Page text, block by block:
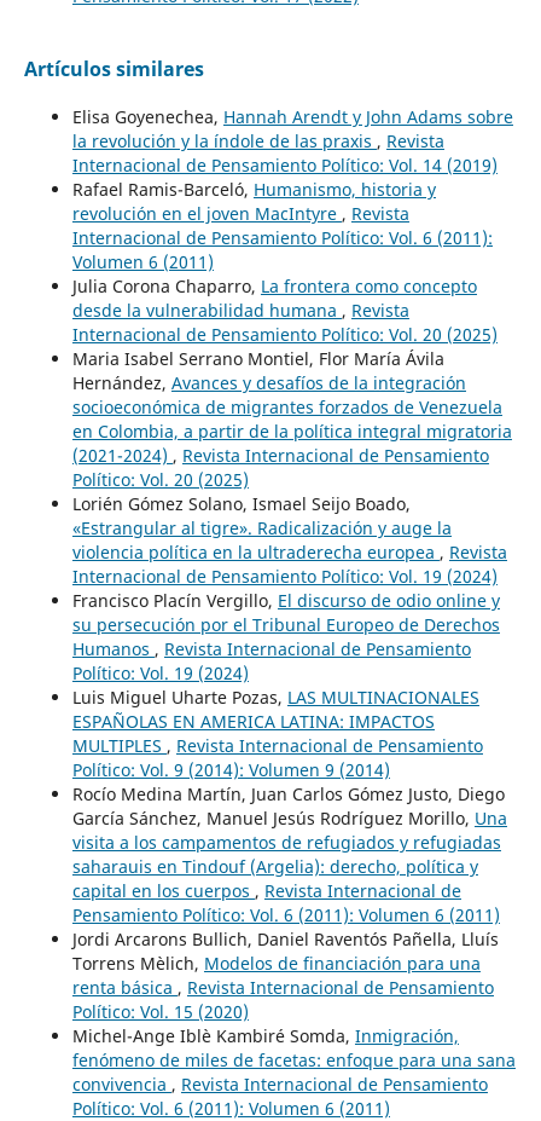
Artículos similares
Elisa Goyenechea, Hannah Arendt y John Adams sobre
la revolución y la índole de las praxis , Revista
Internacional de Pensamiento Político: Vol. 14 (2019)
Rafael Ramis-Barceló, Humanismo, historia y
revolución en el joven MacIntyre , Revista
Internacional de Pensamiento Político: Vol. 6 (2011):
Volumen 6 (2011)
Julia Corona Chaparro, La frontera como concepto
desde la vulnerabilidad humana , Revista
Internacional de Pensamiento Político: Vol. 20 (2025)
Maria Isabel Serrano Montiel, Flor María Ávila
Hernández, Avances y desafíos de la integración
socioeconómica de migrantes forzados de Venezuela
en Colombia, a partir de la política integral migratoria
(2021-2024) , Revista Internacional de Pensamiento
Político: Vol. 20 (2025)
Lorién Gómez Solano, Ismael Seijo Boado,
«Estrangular al tigre». Radicalización y auge la
violencia política en la ultraderecha europea , Revista
Internacional de Pensamiento Político: Vol. 19 (2024)
Francisco Placín Vergillo, El discurso de odio online y
su persecución por el Tribunal Europeo de Derechos
Humanos , Revista Internacional de Pensamiento
Político: Vol. 19 (2024)
Luis Miguel Uharte Pozas, LAS MULTINACIONALES
ESPAÑOLAS EN AMERICA LATINA: IMPACTOS
MULTIPLES , Revista Internacional de Pensamiento
Político: Vol. 9 (2014): Volumen 9 (2014)
Rocío Medina Martín, Juan Carlos Gómez Justo, Diego
García Sánchez, Manuel Jesús Rodríguez Morillo, Una
visita a los campamentos de refugiados y refugiadas
saharauis en Tindouf (Argelia): derecho, política y
capital en los cuerpos , Revista Internacional de
Pensamiento Político: Vol. 6 (2011): Volumen 6 (2011)
Jordi Arcarons Bullich, Daniel Raventós Pañella, Lluís
Torrens Mèlich, Modelos de financiación para una
renta básica , Revista Internacional de Pensamiento
Político: Vol. 15 (2020)
Michel-Ange Iblè Kambiré Somda, Inmigración,
fenómeno de miles de facetas: enfoque para una sana
convivencia , Revista Internacional de Pensamiento
Político: Vol. 6 (2011): Volumen 6 (2011)